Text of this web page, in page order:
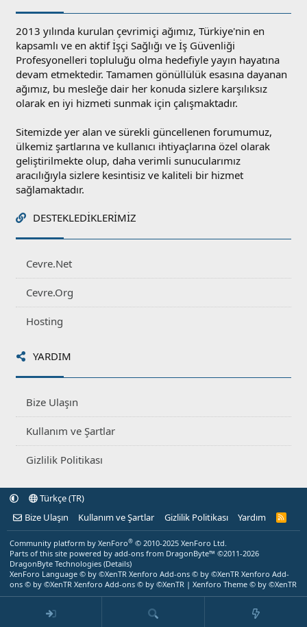
2013 yılında kurulan çevrimiçi ağımız, Türkiye'nin en
kapsamlı ve en aktif İşçi Sağlığı ve İş Güvenliği
Profesyonelleri topluluğu olma hedefiyle yayın hayatına
devam etmektedir. Tamamen gönüllülük esasına dayanan
ağımız, bu mesleğe dair her konuda sizlere karşılıksız
olarak en iyi hizmeti sunmak için çalışmaktadır.
Sitemizde yer alan ve sürekli güncellenen forumumuz,
ülkemiz şartlarına ve kullanıcı ihtiyaçlarına özel olarak
geliştirilmekte olup, daha verimli sunucularımız
aracılığıyla sizlere kesintisiz ve kaliteli bir hizmet
sağlamaktadır.
DESTEKLEDIKLERIMIZ
Cevre.Net
Cevre.Org
Hosting
YARDIM
Bize Ulaşın
Kullanım ve Şartlar
Gizlilik Politikası
Türkçe (TR)
Bize Ulaşın
Kullanım ve Şartlar Gizlilik Politikası Yardım
R
Community platform by XenForo® © 2010-2025 XenForo Ltd.
Parts of this site powered by add-ons from DragonByte™ ©2011-2026
DragonByte Technologies (Details)
XenForo Language © by ©XenTR Xenforo Add-ons © by ©XenTR Xenforo Add-
ons © by ©XenTR Xenforo Add-ons © by ©XenTR | Xenforo Theme © by ©XenTR